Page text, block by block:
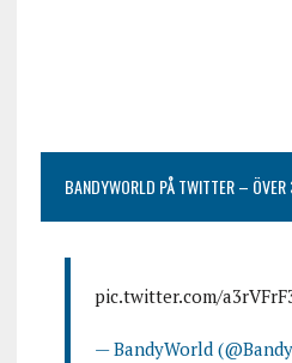
BANDYWORLD PÅ TWITTER –
pic.twitter.com/
— BandyWorld